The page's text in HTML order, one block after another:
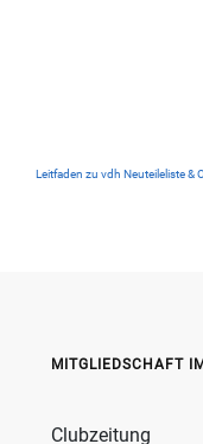
Leitfaden zu vdh Neuteileliste &
MITGLIEDSCHAFT
Clubzeitung